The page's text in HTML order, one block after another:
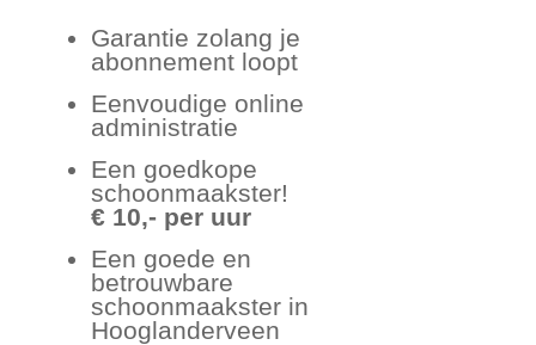
Garantie zolang je
abonnement loopt
Eenvoudige online
administratie
Een goedkope
schoonmaakster!
€ 10,- per uur
Een goede en
betrouwbare
schoonmaakster in
Hooglanderveen